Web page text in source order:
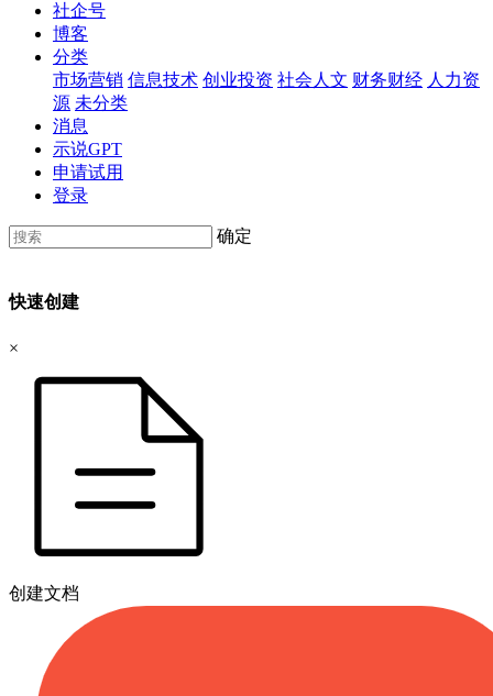
社企号
博客
分类
市场营销 信息技术 创业投资 社会人文 财务财经 人力资
源 未分类
消息
示说GPT
申请试用
登录
确定
快速创建
×
创建文档